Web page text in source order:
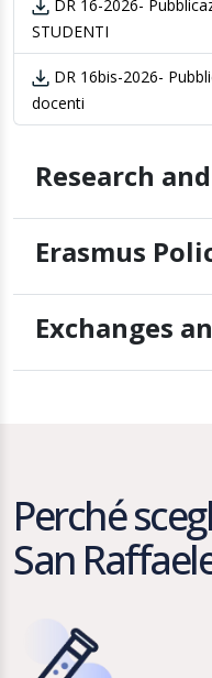
DR 16-2026-
STUDENTI
DR 16bis-2026-
docenti
Research
Erasmus
Exchanges
Perché
San